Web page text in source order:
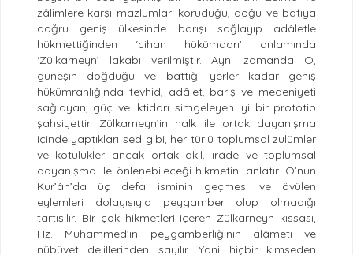
zâlimlere karşı mazlumları koruduğu, doğu ve batıya
doğru geniş ülkesinde barışı sağlayıp adâletle
hükmettiğinden ‘cihan hükümdarı’ anlamında
‘Zülkarneyn’ lakabı verilmiştir. Aynı zamanda O,
güneşin doğduğu ve battığı yerler kadar geniş
hükümranlığında tevhid, adâlet, barış ve medeniyeti
sağlayan, güç ve iktidarı simgeleyen iyi bir prototip
şahsiyettir. Zülkarneyn’in halk ile ortak dayanışma
içinde yaptıkları sed gibi, her türlü toplumsal zulümler
ve kötülükler ancak ortak akıl, irâde ve toplumsal
dayanışma ile önlenebileceği hikmetini anlatır. O’nun
Kur’ân’da üç defa isminin geçmesi ve övülen
eylemleri dolayısıyla peygamber olup olmadığı
tartışılır. Bir çok hikmetleri içeren Zülkarneyn kıssası,
Hz. Muhammed’in peygamberliğinin alâmeti ve
nübüvet delillerinden sayılır. Yani hiçbir kimseden